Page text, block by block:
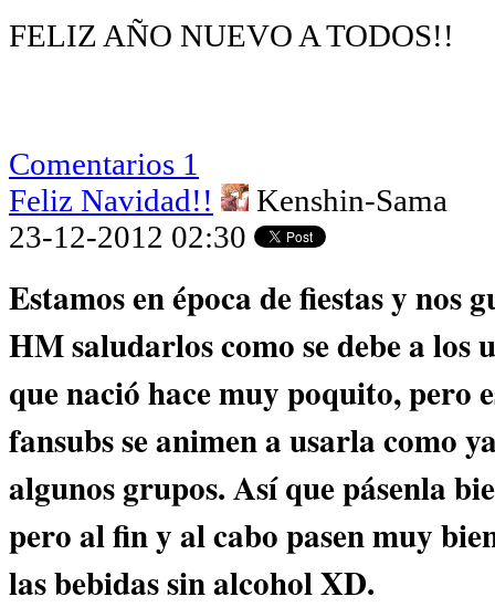
FELIZ AÑO NUEVO A TODOS!!
Comentarios 1
Feliz Navidad!!
Kenshin-Sama
23-12-2012 02:30
Estamos en época de fiestas y nos
HM saludarlos como se debe a los
que nació hace muy poquito, pero
fansubs se animen a usarla como
algunos grupos. Así que pásenla
pero al fin y al cabo pasen muy
las bebidas sin alcohol XD.